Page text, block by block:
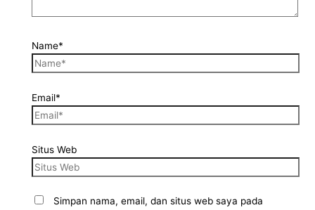
Name*
Email*
Situs Web
Simpan nama, email, dan situs web saya pada